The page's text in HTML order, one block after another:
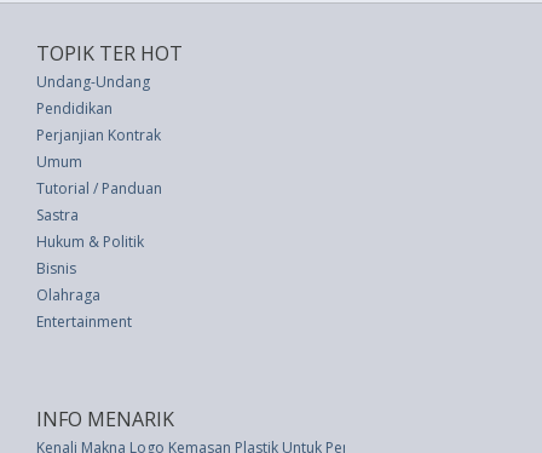
TOPIK TER HOT
Undang-Undang
Pendidikan
Perjanjian Kontrak
Umum
Tutorial / Panduan
Sastra
Hukum & Politik
Bisnis
Olahraga
Entertainment
INFO MENARIK
Kenali Makna Logo Kemasan Plastik Untuk Pemakaian Aman